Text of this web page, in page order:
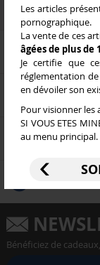
Les articles
pornographique.
La vente de ces
âgées de plus de
Je certifie que
réglementation
en dévoiler son
Pour visionner les
SI VOUS ETES
au menu principal.
Aide /
Tél : 025
Modes
Paiement
Bénéficiez de